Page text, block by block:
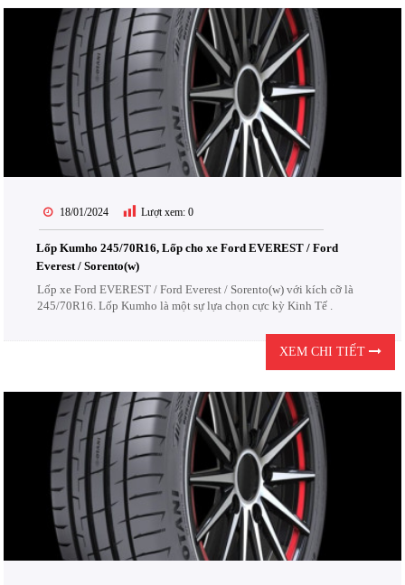
18/01/2024 Lượt xem: 0
Lốp Kumho 245/70R16, Lốp cho xe Ford EVEREST / Ford
Everest / Sorento(w)
Lốp xe Ford EVEREST / Ford Everest / Sorento(w) với kích cỡ là
245/70R16. Lốp Kumho là một sự lựa chọn cực kỳ Kinh Tế .
XEM CHI TIẾT